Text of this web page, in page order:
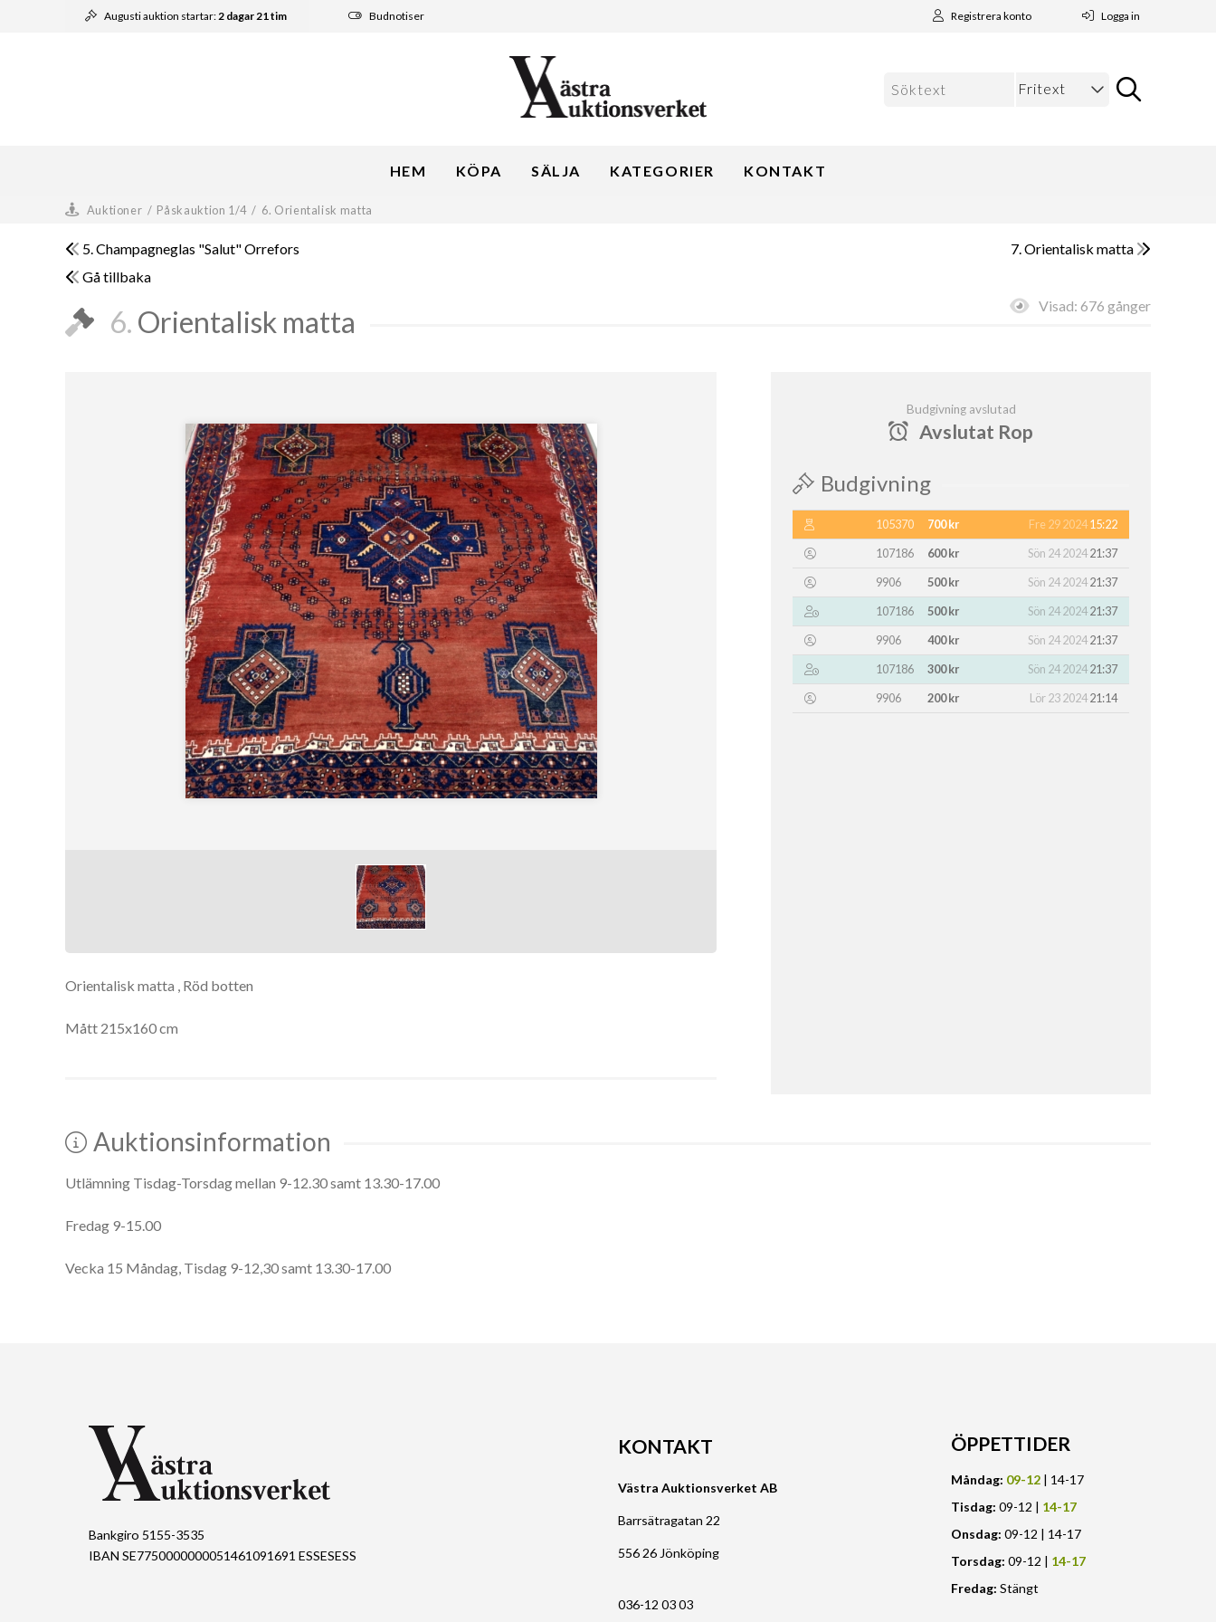
Augusti auktion startar:2 dagar 21 tim Budnotiser Registrera konto Logga in
HEM KÖPA SÄLJA KATEGORIER KONTAKT
Auktioner / Påskauktion 1/4 / 6. Orientalisk matta
5. Champagneglas "Salut" Orrefors
7. Orientalisk matta
Gå tillbaka
Visad: 676 gånger
6. Orientalisk matta
Orientalisk matta , Röd botten
Mått 215x160 cm
Budgivning avslutad
Avslutat Rop
Budgivning
105370 700 kr Fre 29 202415:22
107186
600 kr Sön 24 202421:37
9906
500 kr Sön 24 202421:37
107186
500 kr Sön 24 202421:37
9906
400 kr Sön 24 202421:37
107186
300 kr Sön 24 202421:37
9906
200 kr Lör 23 202421:14
Auktionsinformation
Utlämning Tisdag-Torsdag mellan 9-12.30 samt 13.30-17.00
Fredag 9-15.00
Vecka 15 Måndag, Tisdag 9-12,30 samt 13.30-17.00
Bankgiro 5155-3535
IBAN SE7750000000051461091691 ESSESESS
KONTAKT
Västra Auktionsverket AB
Barrsätragatan 22
556 26 Jönköping
036-12 03 03
ÖPPETTIDER
Måndag: 09-12| 14-17
Tisdag: 09-12 | 14-17
Onsdag: 09-12 | 14-17
Torsdag: 09-12 | 14-17
Fredag: Stängt